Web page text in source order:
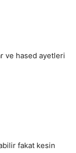
ve hased ayetleri
fakat kesin